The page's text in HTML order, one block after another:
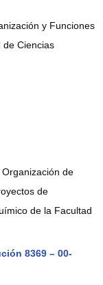
n y Funciones
de Ciencias
de
de
de la Facultad
8369 – 00-